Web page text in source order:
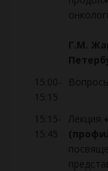
Г.М.
15:00-
15:15
15:15-
15:45
Лекция